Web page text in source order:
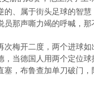
、属于街头足球的智
那声嘶力竭的呼喊，
次梅开二度，两个进球
当德国人用两个定位
，布鲁查加单刀破门，